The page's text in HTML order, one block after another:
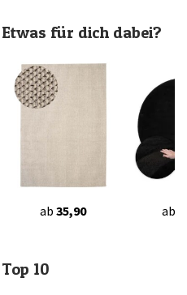
Etwas für dich dabei?
ab 35,90 ab
Top 10